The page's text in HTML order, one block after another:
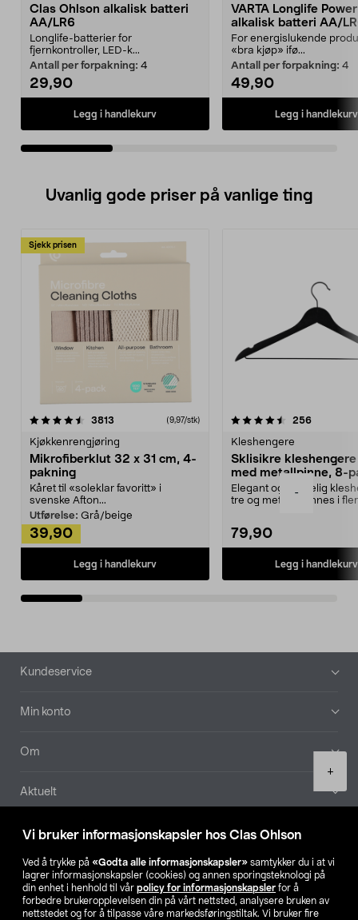
Vi bruker informasjonskapsler hos Clas Ohlson
Ved å trykke på «Godta alle informasjonskapsler» samtykker du i at vi
lagrer informasjonskapsler (cookies) og annen sporingsteknologi på
din enhet i henhold til vår policy for informasjonskapsler for å
forbedre brukeropplevelsen din på vårt nettsted, analysere bruken av
nettstedet og for å tilpasse våre markedsføringstiltak. Vi bruker fire
-
+
Clas Ohlson alkalisk batteri
AA/LR6
Longlife-batterier for
fjernkontroller, LED-k...
Antall per forpakning: 4
29,90
Legg i handlekurv
VARTA Longlife Power
alkalisk batteri AA/
For energislukende
«bra kjøp» ifø...
Antall per forpakning: 4
49,90
Legg i handlekurv
Uvanlig gode priser på vanlige ting
Sjekk prisen
3813 anmeldelser(9,97/stk)
Kjøkkenrengjøring
Mikrofiberklut 32 x 31 cm, 4-
pakning
Kåret til «soleklar favoritt» i
svenske Afton...
Utførelse: Grå/beige
39,90
Legg i handlekurv
4.5av 5 stjerner 256
Kleshengere
Sklisikre
med metallpinne, 8-
Elegant og skikkelig
tre og metall – finnes i
79,90
Legg i handlekurv
4.5av 5 stjerner
Bunntekst
Kundeservice
Min konto
Om
Aktuelt
Våre selskaper
Finn din butikk
SE NO FI